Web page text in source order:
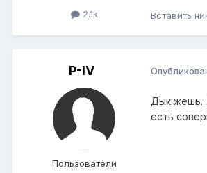
2.1k Вставить
P-IV
Пользователи
Дык
есть